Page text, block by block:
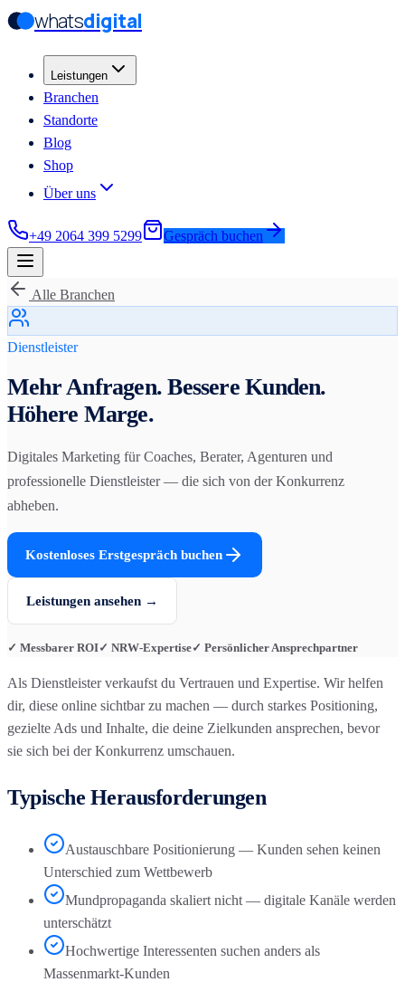
Zum Hauptinhalt springen
Zum Hauptinhalt springen
whatsdigital
Leistungen
Branchen
Standorte
Blog
Shop
Über uns
+49 2064 399 5299 Gespräch buchen
Alle Branchen
Dienstleister
Mehr Anfragen. Bessere Kunden.
Höhere Marge.
Digitales Marketing für Coaches, Berater, Agenturen und
professionelle Dienstleister — die sich von der Konkurrenz
abheben.
Kostenloses Erstgespräch buchen
Leistungen ansehen →
✓ Messbarer ROI✓ NRW-Expertise✓ Persönlicher Ansprechpartner
Als Dienstleister verkaufst du Vertrauen und Expertise. Wir helfen
dir, diese online sichtbar zu machen — durch starkes Positioning,
gezielte Ads und Inhalte, die deine Zielkunden ansprechen, bevor
sie sich bei der Konkurrenz umschauen.
Typische Herausforderungen
Austauschbare Positionierung — Kunden sehen keinen
Unterschied zum Wettbewerb
Mundpropaganda skaliert nicht — digitale Kanäle werden
unterschätzt
Hochwertige Interessenten suchen anders als
Massenmarkt-Kunden